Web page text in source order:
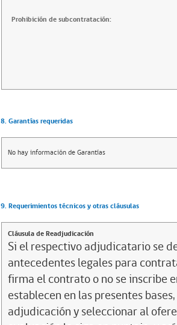
Prohibición de subcontratación:
8. Garantías requeridas
No hay información de Garantías
9. Requerimientos técnicos y otras cláusulas
Cláusula de Readjudicación
Si el respectivo adjudicatario se
antecedentes legales para
firma el contrato o no se inscribe
establecen en las presentes
adjudicación y seleccionar al